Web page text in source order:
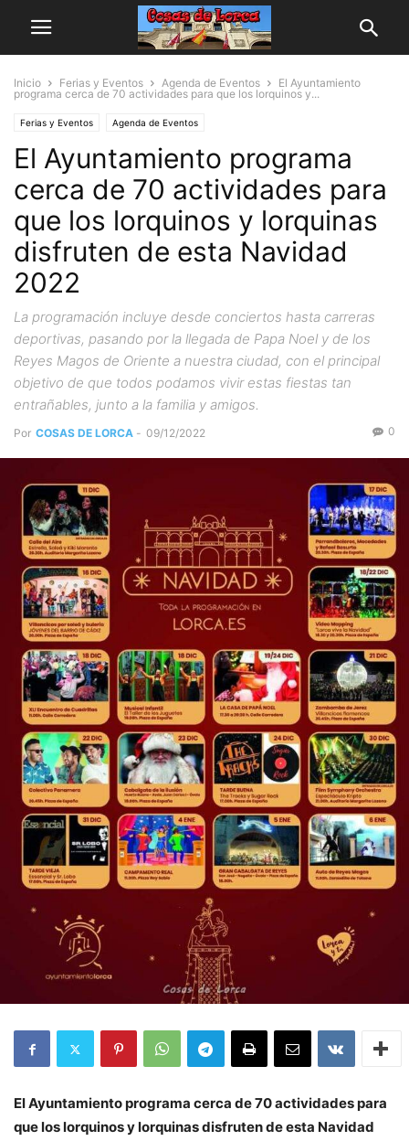
Inicio Ferias y Eventos Agenda de Eventos
El Ayuntamiento
programa cerca de 70 actividades para que los lorquinos y...
Ferias y Eventos Agenda de Eventos
El Ayuntamiento programa
cerca de 70 actividades para
que los lorquinos y lorquinas
disfruten de esta Navidad
2022
La programación incluye desde conciertos hasta carreras
deportivas, pasando por la llegada de Papa Noel y de los
Reyes Magos de Oriente a nuestra ciudad, con el principal
objetivo de que todos podamos vivir estas fiestas tan
entrañables, junto a la familia y amigos.
Por COSAS DE LORCA - 09/12/2022 0
El Ayuntamiento programa cerca de 70 actividades para
que los lorquinos y lorquinas disfruten de esta Navidad